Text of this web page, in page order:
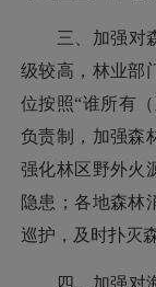
三、加强对
级较高，林业部
位按照“谁所有
负责制，加强森
强化林区野外火
隐患；各地森林
巡护，及时扑灭